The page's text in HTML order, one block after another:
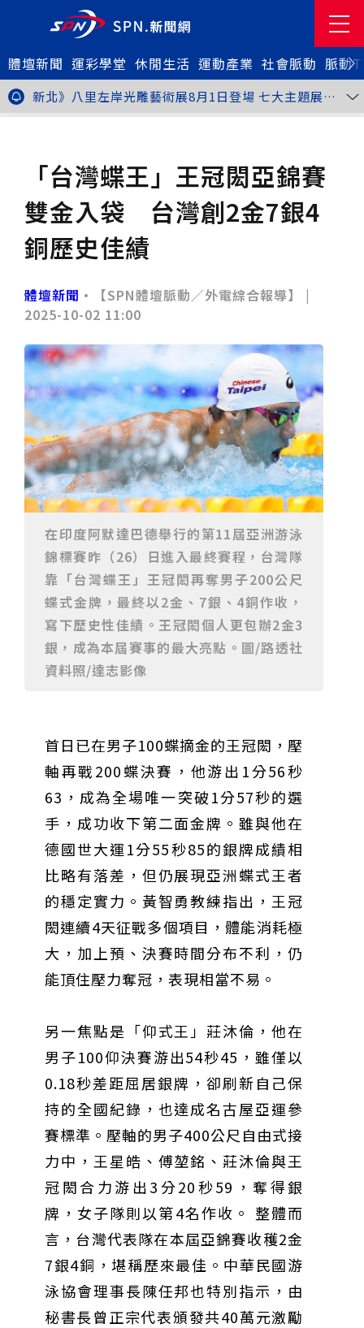
體壇新聞 運彩學堂 休閒生活 運動產業 社會脈動 脈動
金牌搖籃驚傳「球荒」！江啟臣偕運彩公會挺萬和國
中，捐贈 1800 顆羽球助小將 4 月全中運奪金
台中》15分鐘的診療，13年的堅持！ 中山醫大牙醫系
跨海義診13年
新北》八里左岸光雕藝術展8月1日登場 七大主題展區
打造夏夜光影盛宴
台中》中聯油脂案釀全民恐慌 議員張芬郁質詢轟食安稽
適圈」祕笈
台中》食安風暴擴大 中彰投苗縣市長參選人提「食安聯
防治理平台」等3主張
台中》中山醫大攜手新創登陸亞洲生技展 發表「微奈米
眼用鏡片」等13項臨床研發技術
高雄》啟用近30年迎來外觀與結構重塑 高雄旗津輪渡
站改造完工啟用
縮短藥效等待期！中山附醫引進速效抗憂鬱鼻噴劑 24
小時內見效、助重症患者重返社會
台北》首創水資源循環教育園區 民生水資再生廠環教館
正式啟用
專題人物》我不是會長，是歐巴桑！」穆閩珠自掏腰包
台中》中捷聯名VTuber活動告捷 首5日運量增24%周
邊營收破250萬
台中》看好綠美圖 大巨蛋商機！星享道攜手萬豪 打造
23名、全台醫學大學第3名
桃園市籌備115年全民運動會 體育局：預計9月前完成
重要前置作業
2026年金星最佳觀賞期將至 週五日落後仰角達全年最
高
台中》中山醫大響應「30+大學計畫」 推出餐飲經營與
高齡照護學分專班
三星伴月聯手金星近鬼宿星團 端午連假西方低空上演天
文秀
台中》端午節前勞累驚覺單側無力 攤商「亞急性腦出
血」醫籲三徵兆速就醫
台中》跨越萬里深耕20年 中山附醫協助吐瓦魯建置首
套急診檢傷系統
世足》姆巴佩梅開二度破隊史紀錄 法國3比1擊敗塞內
加爾奪世界盃開門紅
搶攻端午連假人潮 臺北天文館推銀河特展與免費劇場搶
客
台中》萬豐國小奪少棒全國冠軍 赴美參賽盼各界正視
500萬經費缺口
蕭美琴視察帛琉Malakal島開發計畫 盼深化台帛水產與
解失明與腦炎危機
參山處「梨山原民歌舞與工藝體驗」6月登場 結合永續
觀光推深度部落旅遊
台中》中央挹注逾8成！蔡其昌爭取4980萬 翻新清水五
權路道路與人行步道
智慧科技解救護士的腿！中山醫大與仁寶攜手「送藥機
器人」月省醫護120公里步程
台北》污水廠變身都市綠洲！內湖運動公園全新戲水區
盛大開放 智慧預約環教體驗
嘉義》搶攻端午親子商機！嘉義縣推「沉浸式角色扮
演」 邀學童化身小海盜、建築職人全台放電
阿里山精品咖啡香 成為端午與暑假深度旅遊新亮點
臺中甩「六都第一胖」稱號！「2026台中星燃計畫」啟
動 祭150萬獎金邀市民健康減重
跨界解密「健康一體」 科博館、國衛院特展登場 手機
化身探險工具自主解謎
活潑親切打破失智框架！日王牌業務丹野智文抗病13
甲 萬人爭躦轎底響徹夜空
MLB》鄧愷威6局飆6K完封小熊奪第3勝！宰制力複製
「王建民建仔旋風」引爆世代傳承鐵觀音節政大登場 結合大文山友善食農與地方創生
臺德技職教育深層對話！德國Walther Rathenau師生
造訪大安高工 體驗端午文化與前瞻工業實作
迎端午、抗酷暑！臺中盛夏水域系列活動本周六起兩地
課堂搬到菜市場！北市13校「游於藝」成果展 導覽小
尖兵用藝術「說」出千年風俗
20年淬鍊！貓空纜車運量突破4,000萬人次 「天空綠
洲」成國際打卡新地標
熊鷹羽毛與保育的兩難！金甌女中師生齊聚《飛吧！熊
藝之家聯展震撼登場
跨越百年的生物觀測！科博館、成大《時空丈量師》特
展：讓典藏標本說出氣候變遷真相
睽違七年！精品郵輪「島嶼天空號」首航臺中港 參山處
中，捐贈 1800 顆羽球助小將 4 月全中運奪金
台中》15分鐘的診療，13年的堅持！ 中山醫大牙醫系
跨海義診13年
「台灣蝶王」王冠閎亞錦賽
雙金入袋 台灣創2金7銀4
銅歷史佳績
體壇新聞 •【SPN體壇脈動／外電綜合報導】 |
2025-10-02 11:00
在印度阿默達巴德舉行的第11屆亞洲游泳
錦標賽昨（26）日進入最終賽程，台灣隊
靠「台灣蝶王」王冠閎再奪男子200公尺
蝶式金牌，最終以2金、7銀、4銅作收，
寫下歷史性佳績。王冠閎個人更包辦2金3
銀，成為本屆賽事的最大亮點。圖/路透社
資料照/達志影像
首日已在男子100蝶摘金的王冠閎，壓
軸再戰200蝶決賽，他游出1分56秒
63，成為全場唯一突破1分57秒的選
手，成功收下第二面金牌。雖與他在
德國世大運1分55秒85的銀牌成績相
比略有落差，但仍展現亞洲蝶式王者
的穩定實力。黃智勇教練指出，王冠
閎連續4天征戰多個項目，體能消耗極
大，加上預、決賽時間分布不利，仍
能頂住壓力奪冠，表現相當不易。
另一焦點是「仰式王」莊沐倫，他在
男子100仰決賽游出54秒45，雖僅以
0.18秒差距屈居銀牌，卻刷新自己保
持的全國紀錄，也達成名古屋亞運參
賽標準。壓軸的男子400公尺自由式接
力中，王星皓、傅堃銘、莊沐倫與王
冠閎合力游出3分20秒59，奪得銀
牌，女子隊則以第4名作收。 整體而
言，台灣代表隊在本屆亞錦賽收穫2金
7銀4銅，堪稱歷來最佳。中華民國游
泳協會理事長陳任邦也特別指示，由
秘書長曾正宗代表頒發共40萬元激勵